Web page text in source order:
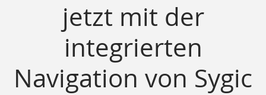
jetzt mit der
integrierten
Navigation von Sygic